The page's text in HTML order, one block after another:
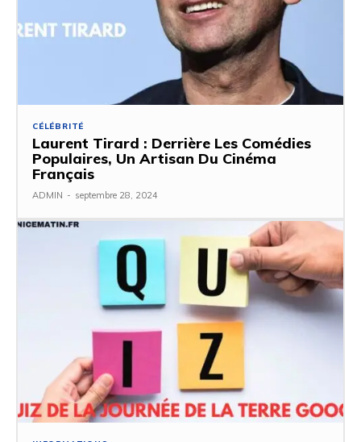
CÉLÉBRITÉ
Laurent Tirard : Derrière Les Comédies
Populaires, Un Artisan Du Cinéma
Français
ADMIN - septembre 28, 2024